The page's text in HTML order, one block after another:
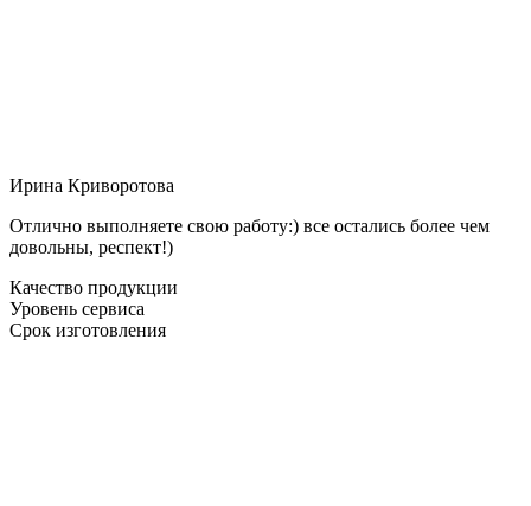
Ирина Криворотова
Отлично выполняете свою работу:) все остались более чем
довольны, респект!)
Качество продукции
Уровень сервиса
Срок изготовления